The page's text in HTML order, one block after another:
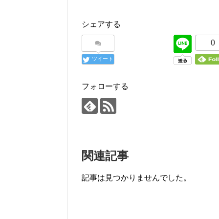
シェアする
ツイート
0
フォローする
関連記事
記事は見つかりませんでした。